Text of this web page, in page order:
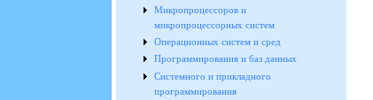
Микропроцессоров и
микропроцессорных систем
Операционных систем и сред
Программирования и баз данных
Системного и прикладного
программирования